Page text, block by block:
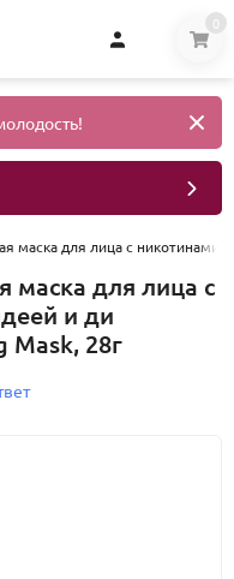
0
маска для лица с
для лица с
и ди
28г